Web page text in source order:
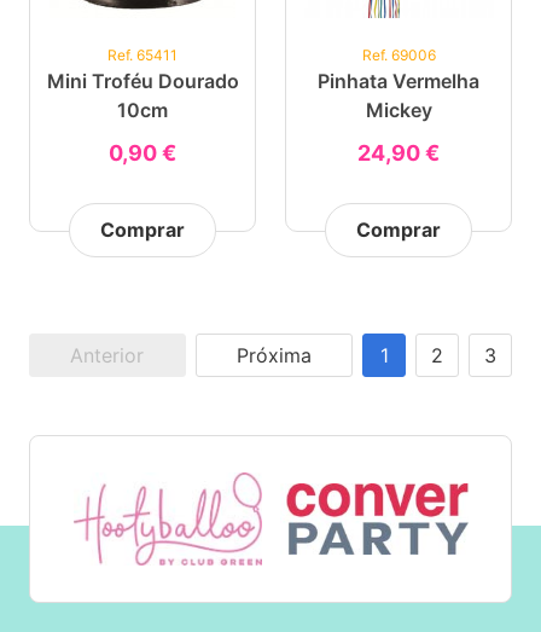
Ref. 65411
Mini Troféu Dourado
10cm
0,90 €
Comprar
Ref. 69006
Pinhata Vermelha
Mickey
24,90 €
Comprar
Anterior Próxima 1 2 3